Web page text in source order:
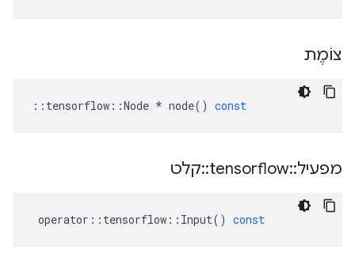
צוֹמֶת
:: tensorflow ::Node * node() const
מפעיל::
tensorflow
::קלט
operator :: tensorflow :: Input() const